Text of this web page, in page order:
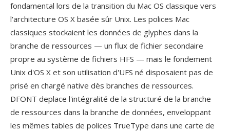
fondamental lors de la transition du Mac OS classique vers
l'architecture OS X basée sûr Unix. Les polices Mac
classiques stockaient les données de glyphes dans la
branche de ressources — un flux de fichier secondaire
propre au système de fichiers HFS — mais le fondement
Unix d'OS X et son utilisation d'UFS né disposaient pas de
prisé en chargé native dès branches de ressources.
DFONT deplace l'intégralité de la structuré de la branche
de ressources dans la branche de données, enveloppant
les mêmes tables de polices TrueType dans une carte de